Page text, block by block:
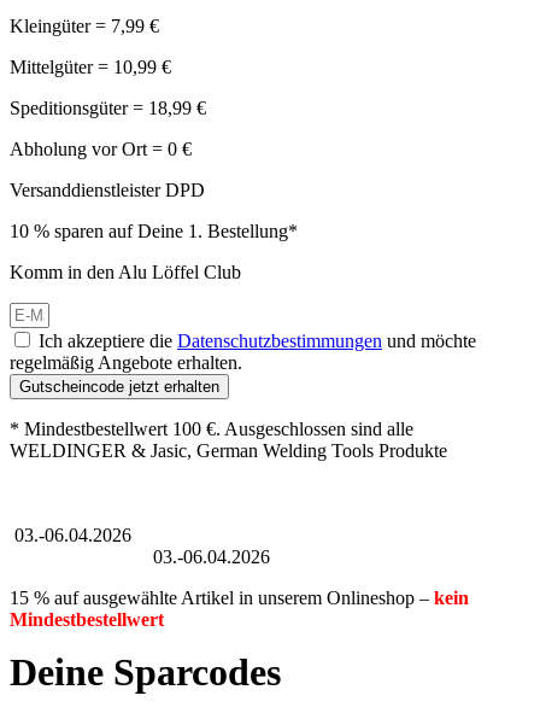
Kleingüter = 7,99 €
Mittelgüter = 10,99 €
Speditionsgüter = 18,99 €
Abholung vor Ort = 0 €
Versanddienstleister DPD
10 % sparen auf Deine 1. Bestellung*
Komm in den Alu Löffel Club
Ich akzeptiere die Datenschutzbestimmungen und möchte
regelmäßig Angebote erhalten.
Gutscheincode jetzt erhalten
* Mindestbestellwert 100 €. Ausgeschlossen sind alle
WELDINGER & Jasic, German Welding Tools Produkte
03.-06.04.2026
03.-06.04.2026
15 % auf ausgewählte Artikel in unserem Onlineshop – kein
Mindestbestellwert
Deine Sparcodes